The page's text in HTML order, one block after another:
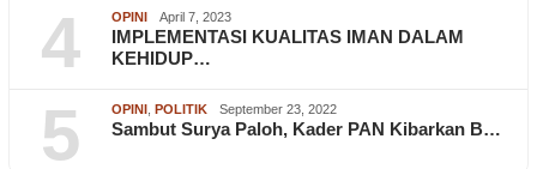
4 OPINI April 7, 2023
IMPLEMENTASI KUALITAS IMAN DALAM
KEHIDUP…
5 OPINI POLITIK September 23, 2022
Sambut Surya Paloh, Kader PAN Kibarkan B…